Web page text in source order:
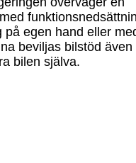
på egen hand eller
beviljas bilstöd även
bilen själva.